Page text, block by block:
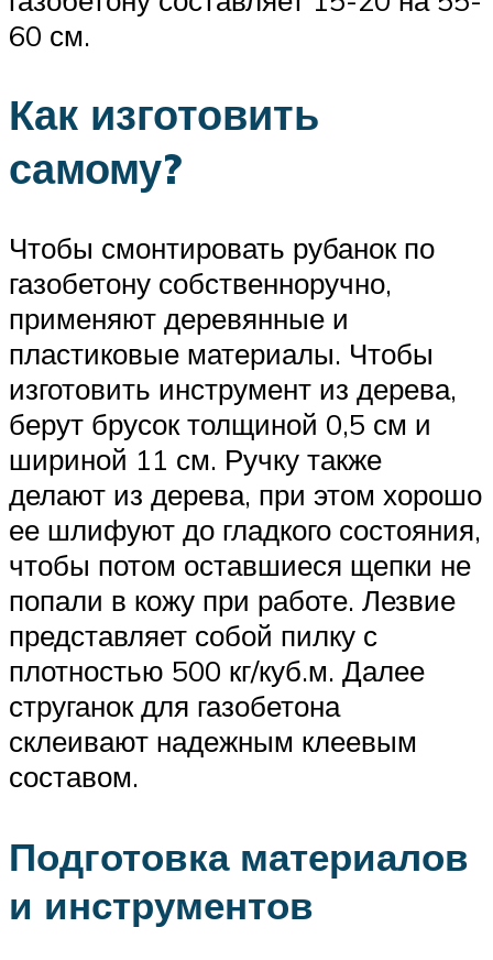
60 см.
Как изготовить
самому?
Чтобы смонтировать рубанок по
газобетону собственноручно,
применяют деревянные и
пластиковые материалы. Чтобы
изготовить инструмент из дерева,
берут брусок толщиной 0,5 см и
шириной 11 см. Ручку также
делают из дерева, при этом хорошо
ее шлифуют до гладкого состояния,
чтобы потом оставшиеся щепки не
попали в кожу при работе. Лезвие
представляет собой пилку с
плотностью 500 кг/куб.м. Далее
струганок для газобетона
склеивают надежным клеевым
составом.
Подготовка материалов
и инструментов